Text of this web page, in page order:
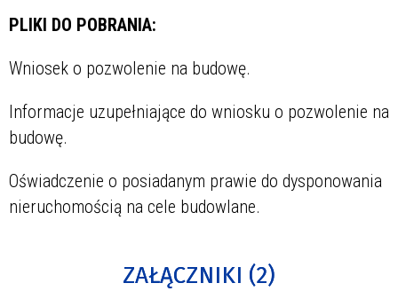
PLIKI DO POBRANIA:
Wniosek o pozwolenie na budowę.
Informacje uzupełniające do wniosku o pozwolenie na
budowę.
Oświadczenie o posiadanym prawie do dysponowania
nieruchomością na cele budowlane.
ZAŁĄCZNIKI (2)